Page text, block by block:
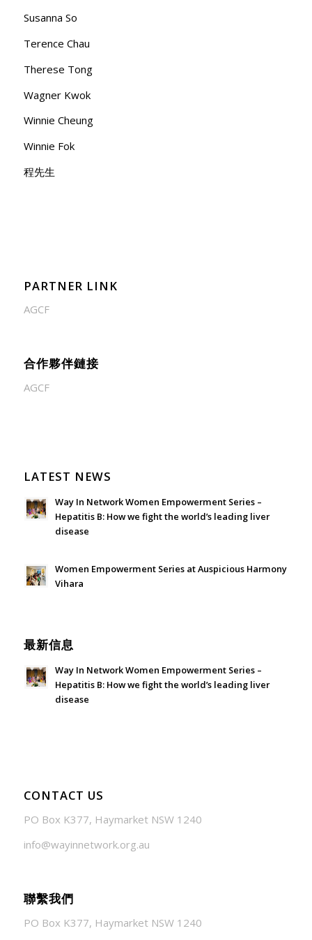
Susanna So
Terence Chau
Therese Tong
Wagner Kwok
Winnie Cheung
Winnie Fok
程先生
PARTNER LINK
AGCF
合作夥伴鏈接
AGCF
LATEST NEWS
Way In Network Women Empowerment Series –
Hepatitis B: How we fight the world’s leading liver
disease
Women Empowerment Series at Auspicious Harmony
Vihara
最新信息
Way In Network Women Empowerment Series –
Hepatitis B: How we fight the world’s leading liver
disease
CONTACT US
PO Box K377, Haymarket NSW 1240
info@wayinnetwork.org.au
聯繫我們
PO Box K377, Haymarket NSW 1240